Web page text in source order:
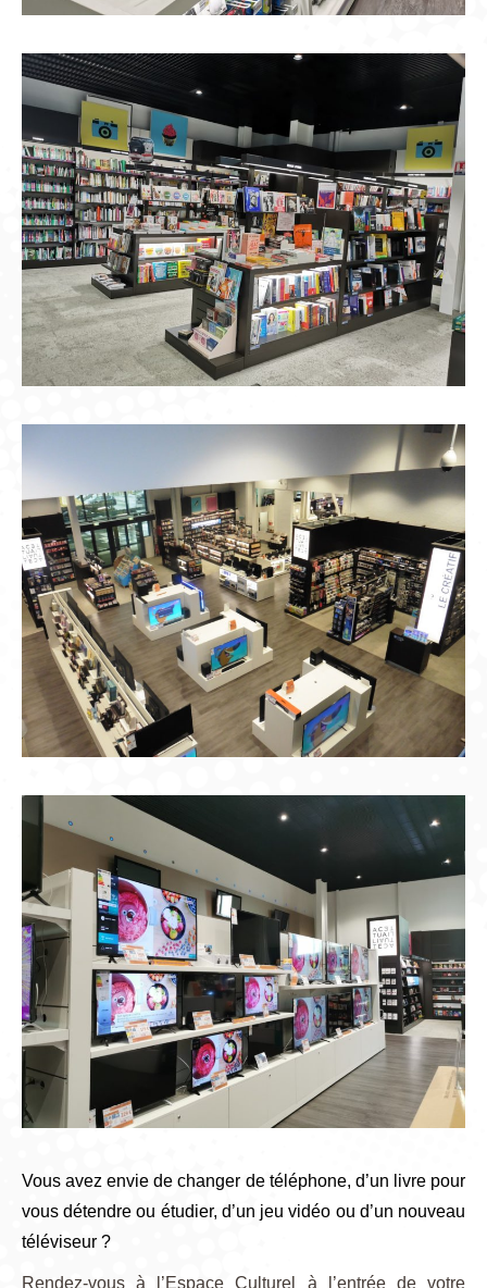
Vous avez envie de changer de téléphone, d’un livre pour
vous détendre ou étudier, d’un jeu vidéo ou d’un nouveau
téléviseur ?
Rendez-vous à l’Espace Culturel à l’entrée de votre